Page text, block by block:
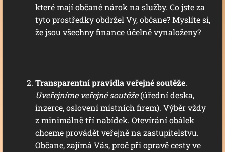
které mají občané nárok na služby. Co jste za
tyto prostředky obdržel Vy, občane? Myslíte si,
že jsou všechny finance účelně vynaloženy?
Transparentní pravidla veřejné soutěže.
Uveřejníme veřejné soutěže(úřední deska,
inzerce, oslovení místních firem). Výběr vždy
z minimálně tří nabídek. Otevírání obálek
chceme provádět veřejně na zastupitelstvu.
Občane, zajímá Vás, proč při opravě cesty ve